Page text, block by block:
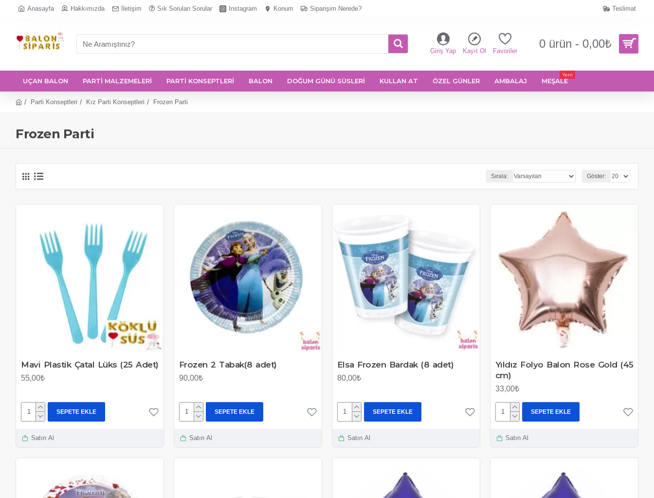
Anasayfa Hakkımızda İletişim Sık Sorulan Sorular Instagram Konum Siparişim Nerede? Teslimat
Giriş Yap Kayıt Ol Favoriler
0 ürün - 0,00₺
UÇAN BALON PARTİ MALZEMELERİ PARTİ KONSEPTLERİ BALON DOĞUM GÜNÜ SÜSLERİ KULLAN AT ÖZEL GÜNLER AMBALAJ MEŞALE
Yeni
Parti Konseptleri Kız Parti Konseptleri Frozen Parti
Frozen Parti
Sırala: Göster:
Mavi Plastik Çatal Lüks (25 Adet)
55,00₺
SEPETE EKLE
Satın Al
Frozen 2 Tabak(8 adet)
90,00₺
SEPETE EKLE
Satın Al
Elsa Frozen Bardak (8 adet)
80,00₺
SEPETE EKLE
Satın Al
Yıldız Folyo Balon Rose Gold (45
cm)
33,00₺
SEPETE EKLE
Satın Al